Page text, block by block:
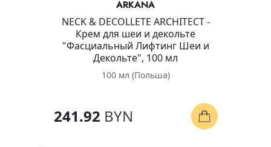
ARKANA
NECK & DECOLLETE ARCHITECT -
Крем для шеи и декольте
"Фасциальный Лифтинг Шеи и
Декольте", 100 мл
100 мл (Польша)
241.92 BYN